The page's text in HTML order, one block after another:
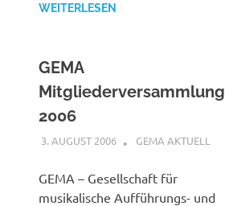
WEITERLESEN
GEMA
Mitgliederversammlung
2006
3. AUGUST 2006 STEFANBRAUN
GEMA AKTUELL
GEMA – Gesellschaft für
musikalische Aufführungs- und